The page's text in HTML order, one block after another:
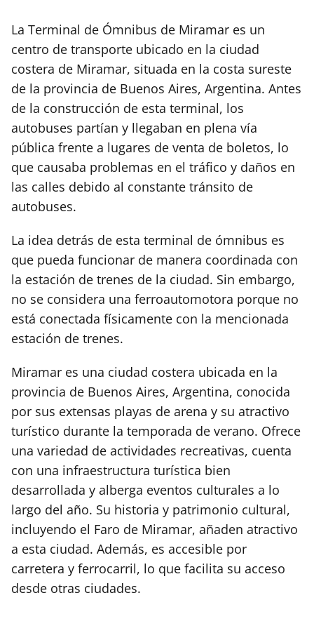
La Terminal de Ómnibus de Miramar es un
centro de transporte ubicado en la ciudad
costera de Miramar, situada en la costa sureste
de la provincia de Buenos Aires, Argentina. Antes
de la construcción de esta terminal, los
autobuses partían y llegaban en plena vía
pública frente a lugares de venta de boletos, lo
que causaba problemas en el tráfico y daños en
las calles debido al constante tránsito de
autobuses.
La idea detrás de esta terminal de ómnibus es
que pueda funcionar de manera coordinada con
la estación de trenes de la ciudad. Sin embargo,
no se considera una ferroautomotora porque no
está conectada físicamente con la mencionada
estación de trenes.
Miramar es una ciudad costera ubicada en la
provincia de Buenos Aires, Argentina, conocida
por sus extensas playas de arena y su atractivo
turístico durante la temporada de verano. Ofrece
una variedad de actividades recreativas, cuenta
con una infraestructura turística bien
desarrollada y alberga eventos culturales a lo
largo del año. Su historia y patrimonio cultural,
incluyendo el Faro de Miramar, añaden atractivo
a esta ciudad. Además, es accesible por
carretera y ferrocarril, lo que facilita su acceso
desde otras ciudades.